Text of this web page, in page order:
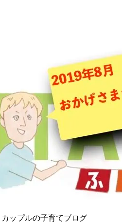
ップルの子育てブログ